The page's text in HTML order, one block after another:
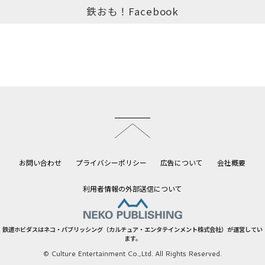
鉄おも！Facebook
お問い合わせ プライバシーポリシー 広告について 会社概要
利用者情報の外部送信について
鉄道ホビダスはネコ・パブリッシング（カルチュア・エンタテインメント株式会社）が運営してい
ます。
© Culture Entertainment Co.,Ltd. All Rights Reserved.